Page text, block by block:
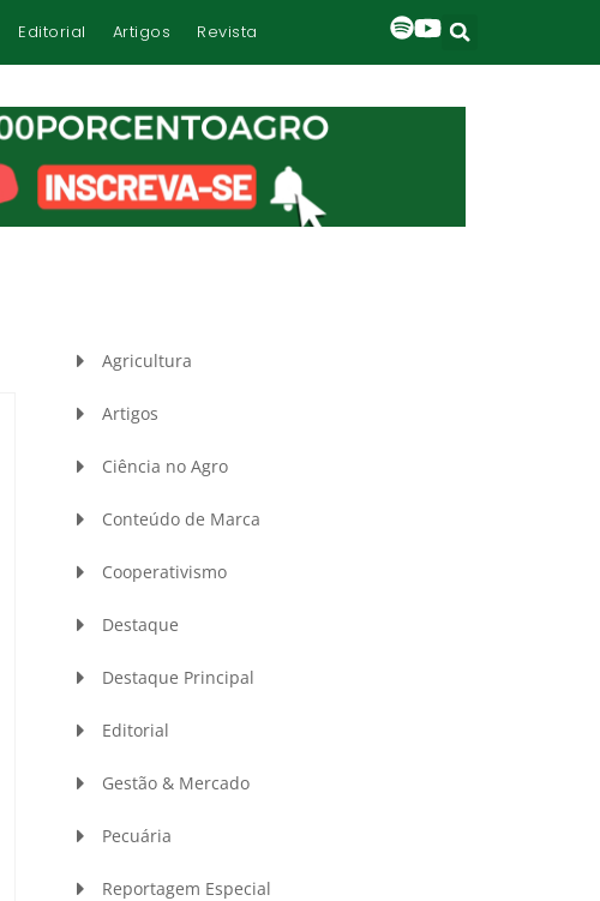
Editorial Artigos Revista
Agricultura
Artigos
Ciência no Agro
Conteúdo de Marca
Cooperativismo
Destaque
Destaque Principal
Editorial
Gestão & Mercado
Pecuária
Reportagem Especial